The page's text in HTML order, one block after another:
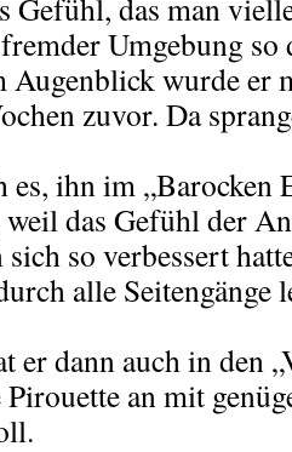
Gefühl, das man
Umgebung
Augenblick wurde er
zuvor. Da
es, ihn im „Barocken
das Gefühl der
so verbessert
alle Seitengänge
er dann auch in den
an mit